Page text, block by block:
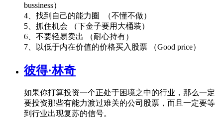
bussiness）
4、找到自己的能力圈 （不懂不做）
5、抓住机会 （下金子要用大桶装）
6、不要轻易卖出 （耐心持有）
7、以低于内在价值的价格买入股票 （Good price）
彼得·林奇
如果你打算投资一个正处于困境之中的行业，那么一定
要投资那些有能力渡过难关的公司股票，而且一定要等
到行业出现复苏的信号。